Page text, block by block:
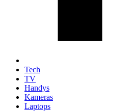
Tech
TV
Handys
Kameras
Laptops